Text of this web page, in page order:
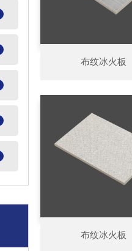
布纹冰火板
布纹冰火板